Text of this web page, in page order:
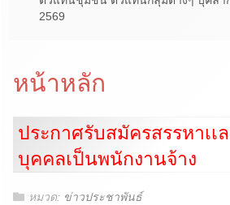
2569
หน้าหลัก
ประกาศรับสมัครสรรหาเเ
บุคคลเป็นพนักงานจ้าง
หมวด: ข่าวประชาพันธ์